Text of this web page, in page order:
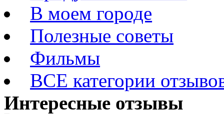
В моем городе
Полезные советы
Фильмы
ВСЕ категории
Интересные отзывы